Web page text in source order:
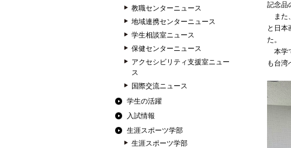
教職センターニュース
地域連携センターニュース
学生相談室ニュース
保健センターニュース
アクセシビリティ支援室ニュー
ス
国際交流ニュース
学生の活躍
入試情報
生涯スポーツ学部
生涯スポーツ学部
記念品
また
と日本
た。
本学
も台湾